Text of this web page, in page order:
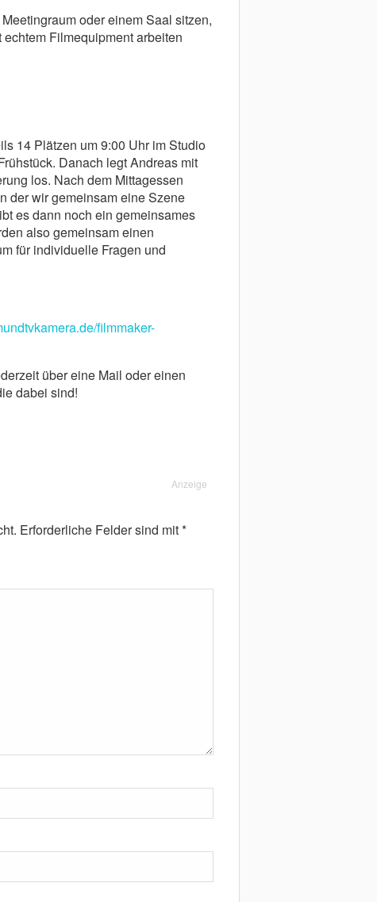
oder einem Saal sitzen,
Filmequipment arbeiten
14 Plätzen um 9:00 Uhr im Studio
Danach legt Andreas mit
los. Nach dem Mittagessen
der wir gemeinsam eine Szene
es dann noch ein gemeinsames
also gemeinsam einen
für individuelle Fragen und
filmmaker-
über eine Mail oder einen
dabei sind!
Anzeige
Erforderliche Felder sind mit*